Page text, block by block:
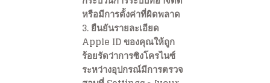
หรือมีการตั้งค่าที่ผิดพลาด
3. ยืนยันรายละเอียด
Apple ID ของคุณให้ถูก
ร้อยรัดว่าการซิงโครไนซ์
ระหว่างอุปกรณ์มีการตรวจ